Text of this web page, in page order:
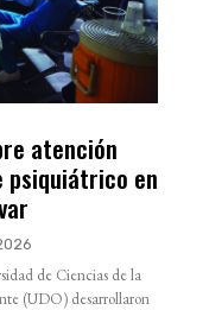
atención
psiquiátrico en
de Ciencias de la
(UDO) desarrollaron